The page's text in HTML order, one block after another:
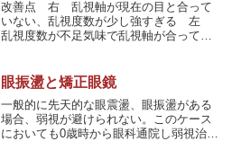
改善点 右 乱視軸が現在の目と合って
いない、乱視度数が少し強すぎる 左
乱視度数が不足気味で乱視軸が合ってい
眼振盪と矯正眼鏡
一般的に先天的な眼震盪、眼振盪がある
場合、弱視が避けられない。このケース
においても0歳時から眼科通院し弱視治療